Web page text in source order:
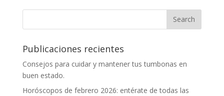
Publicaciones recientes
Consejos para cuidar y mantener tus tumbonas en
buen estado.
Horóscopos de febrero 2026: entérate de todas las